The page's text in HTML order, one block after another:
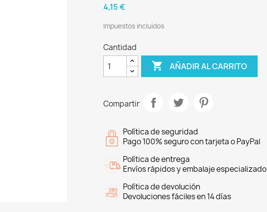
4,15 €
Impuestos incluidos
Cantidad
 AÑADIR AL CARRITO
Compartir
Política de seguridad
Pago 100% seguro con tarjeta o PayPal
Política de entrega
Envíos rápidos y embalaje especializado
Política de devolución
Devoluciones fáciles en 14 días